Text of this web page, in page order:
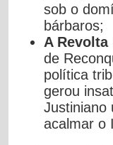
sob o
bárbaros;
A Revolta
de
política
gerou
Justiniano
acalmar o